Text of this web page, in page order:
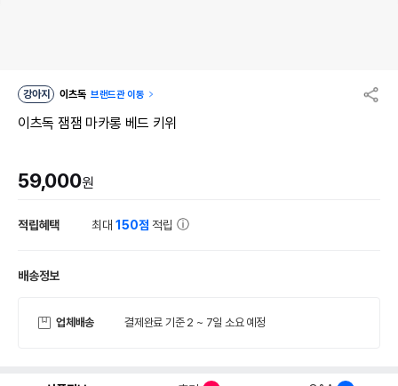
강아지 이츠독 브랜드관 이동
이츠독 잼잼 마카롱 베드 키위
59,000원
적립혜택 최대150점 적립
배송정보
업체배송 결제완료 기준 2 ~ 7일 소요 예정